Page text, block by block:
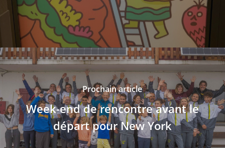
Prochain article
Week-end de rencontre avant le
départ pour New York